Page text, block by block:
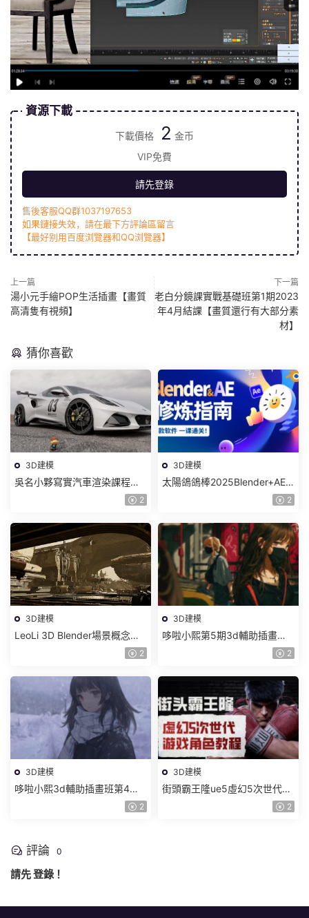
資源下載
下載價格 2 金币
VIP免費
請先登錄
售後客服QQ群1037197653
如果鏈接失效，請在最下方評論區留言
【最好别用百度浏覽器和QQ浏覽器】
上一篇
湯小元手繪POP生活插畫【畫質
高清隻有視頻】
下一篇
老白分鏡課實戰基礎班第1期2023
年4月結課【畫質還行有大部分素
材】
猜你喜歡
3D建模
吳名小夥寫實汽車渲染課程
2025年結課C4D+OC【畫質高
2
3D建模
太陽鴿鴿棒2025Blender+AE
超級修煉指南【畫質高清有部2
3D建模
LeoLi 3D Blender場景概念設
計班第6期2023年【畫質高清2
3D建模
哆啦小熙第5期3d輔助插畫班
2023年【畫質不錯有大部分素
2
3D建模
哆啦小熙3d輔助插畫班第4期
【畫質一般有大部分素材】
2
3D建模
街頭霸王隆ue5虛幻5次世代遊
戲角色制作全流程2024【畫質
2
評論 0
請先登錄 ！